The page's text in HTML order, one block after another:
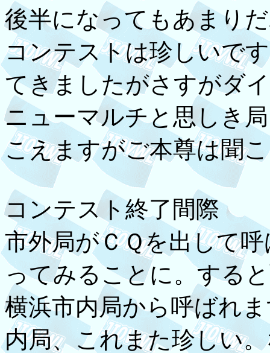
後半になってもあまり
コンテストは珍しいで
てきましたがさすがダ
ニューマルチと思しき
こえますがご本尊は聞
コンテスト終了間際
市外局がＣＱを出して
ってみることに。する
横浜市内局から呼ばれ
内局、これまた珍しい